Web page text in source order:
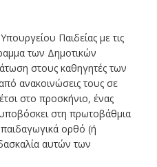
Παιδείας με τις
των Δημοτικών
στους καθηγητές των
ανακοινώσεις τους σε
στο προσκήνιο, ένας
στη πρωτοβάθμια
ορθό (ή
αυτών των